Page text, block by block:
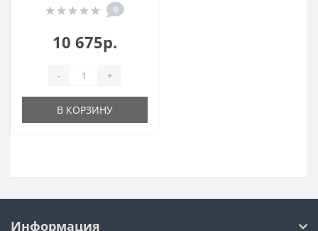
0
10 675р.
- +
В КОРЗИНУ
Информация